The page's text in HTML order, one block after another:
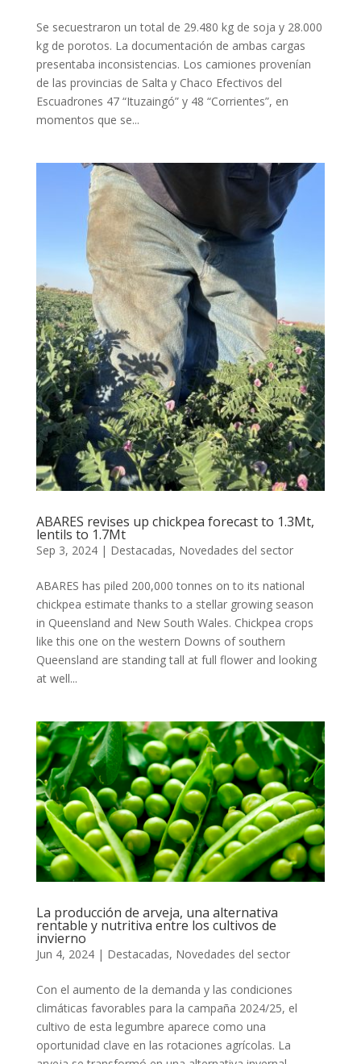
Se secuestraron un total de 29.480 kg de soja y 28.000
kg de porotos. La documentación de ambas cargas
presentaba inconsistencias. Los camiones provenían
de las provincias de Salta y Chaco Efectivos del
Escuadrones 47 “Ituzaingó” y 48 “Corrientes”, en
momentos que se...
ABARES revises up chickpea forecast to 1.3Mt,
lentils to 1.7Mt
Sep 3, 2024| Destacadas, Novedades del sector
ABARES has piled 200,000 tonnes on to its national
chickpea estimate thanks to a stellar growing season
in Queensland and New South Wales. Chickpea crops
like this one on the western Downs of southern
Queensland are standing tall at full flower and looking
at well...
La producción de arveja, una alternativa
rentable y nutritiva entre los cultivos de
invierno
Jun 4, 2024| Destacadas, Novedades del sector
Con el aumento de la demanda y las condiciones
climáticas favorables para la campaña 2024/25, el
cultivo de esta legumbre aparece como una
oportunidad clave en las rotaciones agrícolas. La